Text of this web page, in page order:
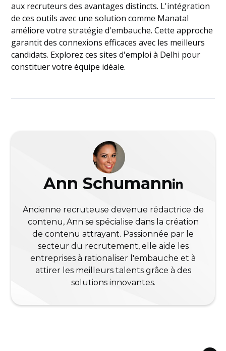
aux recruteurs des avantages distincts. L'intégration
de ces outils avec une solution comme Manatal
améliore votre stratégie d'embauche. Cette approche
garantit des connexions efficaces avec les meilleurs
candidats. Explorez ces sites d'emploi à Delhi pour
constituer votre équipe idéale.
Ann Schumann
Ancienne recruteuse devenue rédactrice de
contenu, Ann se spécialise dans la création
de contenu attrayant. Passionnée par le
secteur du recrutement, elle aide les
entreprises à rationaliser l'embauche et à
attirer les meilleurs talents grâce à des
solutions innovantes.